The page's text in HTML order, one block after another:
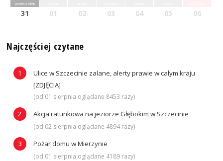
poniedziałek
31 01 02 03 04 05 06
Najczęściej czytane
Ulice w Szczecinie zalane, alerty prawie w całym kraju
[ZDJĘCIA]
(od 01 sierpnia oglądane 8453 razy)
Akcja ratunkowa na jeziorze Głębokim w Szczecinie
(od 02 sierpnia oglądane 4894 razy)
Pożar domu w Mierzynie
(od 01 sierpnia oglądane 4189 razy)